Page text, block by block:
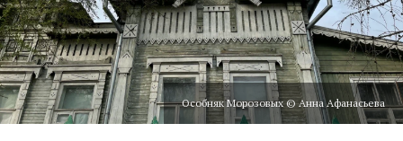
Особняк Морозовых © Анна Афанасьева